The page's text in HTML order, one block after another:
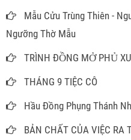
Mẫu Cửu Trùng Thiên -
Ngưỡng Thờ Mẫu
TRÌNH ĐỒNG MỞ PHỦ
THÁNG 9 TIỆC CÔ
Hầu Đồng Phụng Thánh
BẢN CHẤT CỦA VIỆC RA